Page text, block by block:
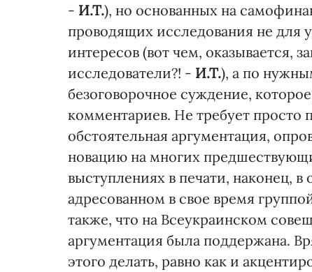
- И.Т.), но основанных на
проводящих исследования не для
интересов (вот чем, оказывается,
исследователи?! - И.Т.), а по
безоговорочное суждение,
комментариев. Не требует просто
обстоятельная аргументация,
новацию на многих
выступлениях в печати, наконец,
адресованном в свое время
также, что на Всеукраинском
аргументация была поддержана.
этого делать, равно как и